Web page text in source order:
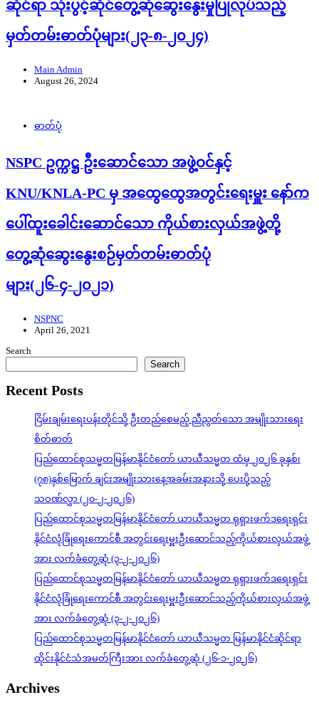
ဆိုင်ရာ သုံးပွင့်ဆိုင်တွေ့ဆုံဆွေးနွေးမှုပြုလုပ်သည့်
မှတ်တမ်းဓာတ်ပုံများ(၂၃-၈-၂၀၂၄)
Main Admin
August 26, 2024
ဓာတ်ပုံ
NSPC ဥက္ကဋ္ဌ ဦးဆောင်သော အဖွဲ့ဝင်နှင့်
KNU/KNLA-PC မှ အထွေထွေအတွင်းရေးမှူး နော်က
ပေါ်ထူးခေါင်းဆောင်သော ကိုယ်စားလှယ်အဖွဲ့တို့
တွေ့ဆုံဆွေးနွေးစဉ်မှတ်တမ်းဓာတ်ပုံ
များ(၂၆-၄-၂၀၂၁)
NSPNC
April 26, 2021
Search
Search
Recent Posts
ငြိမ်းချမ်းရေးပန်းတိုင်သို့ ဦးတည်စေမည့် ညီညွတ်သော အမျိုးသားရေး
စိတ်ဓာတ်
ပြည်ထောင်စုသမ္မတမြန်မာနိုင်ငံတော် ယာယီသမ္မတ ထံမှ ၂၀၂၆ ခုနှစ်၊
(၇၈)နှစ်မြောက် ချင်းအမျိုးသားနေ့အခမ်းအနားသို့ ပေးပို့သည့်
သဝဏ်လွှာ (၂၀-၂-၂၀၂၆)
ပြည်ထောင်စုသမ္မတမြန်မာနိုင်ငံတော် ယာယီသမ္မတ ရုရှားဖက်ဒရေးရှင်း
နိုင်ငံလုံခြုံရေးကောင်စီ အတွင်းရေးမှူးဦးဆောင်သည့်ကိုယ်စားလှယ်အဖွဲ့
အား လက်ခံတွေ့ဆုံ (၃-၂-၂၀၂၆)
ပြည်ထောင်စုသမ္မတမြန်မာနိုင်ငံတော် ယာယီသမ္မတ ရုရှားဖက်ဒရေးရှင်း
နိုင်ငံလုံခြုံရေးကောင်စီ အတွင်းရေးမှူးဦးဆောင်သည့်ကိုယ်စားလှယ်အဖွဲ့
အား လက်ခံတွေ့ဆုံ (၃-၂-၂၀၂၆)
ပြည်ထောင်စုသမ္မတမြန်မာနိုင်ငံတော် ယာယီသမ္မတ မြန်မာနိုင်ငံဆိုင်ရာ
ထိုင်းနိုင်ငံသံအမတ်ကြီးအား လက်ခံတွေ့ဆုံ (၂၆-၁-၂၀၂၆)
Archives